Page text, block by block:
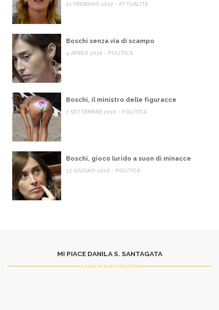
21 FEBBRAIO 2017 - ATTUALITÀ
Boschi senza via di scampo
4 APRILE 2016 - POLITICA
Boschi, il ministro delle figuracce
7 SETTEMBRE 2016 - POLITICA
Boschi, gioco lurido a suon di minacce
13 GIUGNO 2016 - POLITICA
MI PIACE DANILA S. SANTAGATA